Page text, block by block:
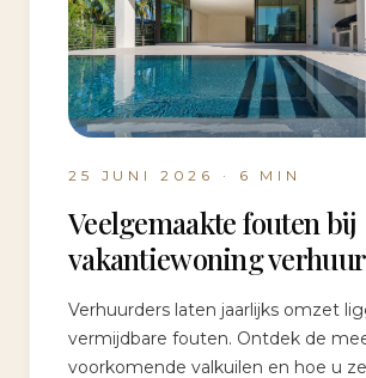
25 JUNI 2026 · 6 MIN
Veelgemaakte fouten bij
vakantiewoning verhuur
Verhuurders laten jaarlijks omzet
vermijdbare fouten. Ontdek de
voorkomende valkuilen en hoe u